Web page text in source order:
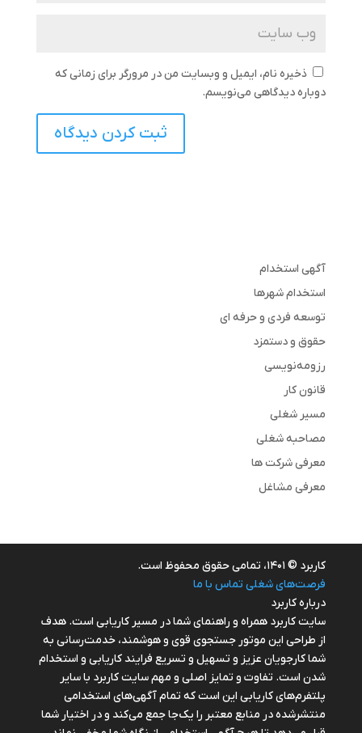
ذخیره نام، ایمیل و وبسایت من در مرورگر برای زمانی که
دوباره دیدگاهی می‌نویسم.
آگهی استخدام
استخدام شهرها
توسعه فردی و حرفه ای
حقوق و دستمزد
رزومه‌نویسی
قانون کار
مسیر شغلی
مصاحبه شغلی
معرفی شرکت ها
معرفی مشاغل
کاربرد © ۱۴۰۱، تمامی حقوق محفوظ است.
فرصت‌های شغلی تماس با ما
درباره کاربرد
سایت کاربرد همراه و راهنمای شما در مسیر کاریابی است. هدف
از طراحی این موتور جستجوی قوی و هوشمند، خدمت‌رسانی به
شما کارجویان عزیز و تسهیل و تسریع فرایند کاریابی و استخدام
شدن است. تفاوت و تمایز اصلی و مهم سایت کاربرد با سایر
پلتفرم‌های کاریابی این است که تمام آگهی‌های استخدامی
منتشرشده در منابع معتبر را یک‌‌جا جمع می‌کند و در اختیار شما